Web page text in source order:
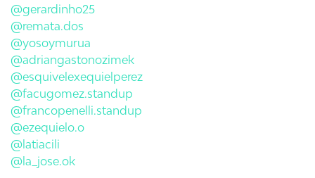
@gerardinho25
@remata.dos
@yosoymurua
@adriangastonozimek
@esquivelexequielperez
@facugomez.standup
@francopenelli.standup
@ezequielo.o
@latiacili
@la_jose.ok